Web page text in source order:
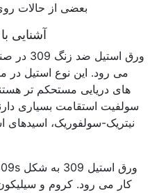
بعضی از حالات
آشنایی
ورق
های دریایی مستحکم تر
سولفیت استقامت بسیاری
نیتریک-سولفوریک، اسیدهای
کار می رود. کروم و